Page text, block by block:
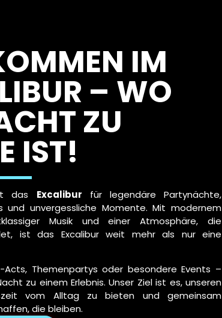
IM
– WO
ZU
IST!
das Excalibur für legendäre Partynächte,
und unvergessliche Momente. Mit modernem
Musik und einer Atmosphäre, die
ist das Excalibur weit mehr als nur eine
Acts, Themenpartys oder besondere Events –
zu einem Erlebnis. Unser Ziel ist es, unseren
vom Alltag zu bieten und gemeinsam
die bleiben.